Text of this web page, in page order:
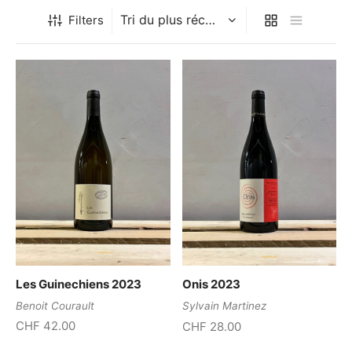
Filters
Les Guinechiens 2023
Benoit Courault
CHF 42.00
Onis 2023
Sylvain Martinez
CHF 28.00